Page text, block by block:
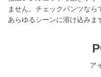
ません。チェックパンツな
あらゆるシーンに溶け込みま
ア